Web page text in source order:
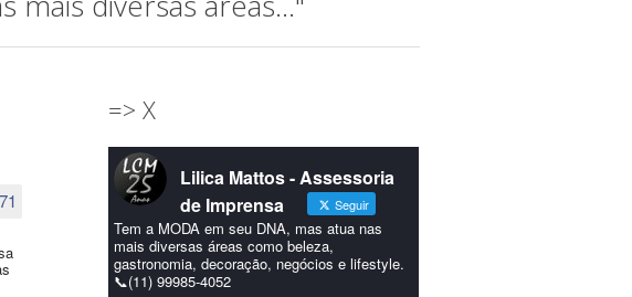
=> X
Lilica Mattos - Assessoria
de Imprensa
Seguir
Tem a MODA em seu DNA, mas atua nas
mais diversas áreas como beleza,
gastronomia, decoração, negócios e lifestyle.
📞(11) 99985-4052